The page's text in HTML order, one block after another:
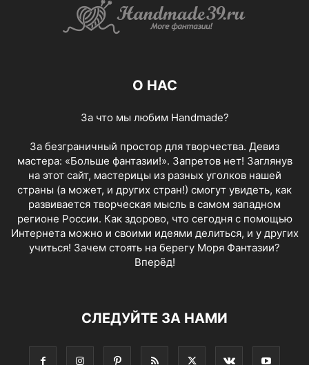
О НАС
За что мы любим Handmade?
За безграничный простор для творчества. Девиз
мастера: «Больше фантазии!». Запретов нет! Заглянув
на этот сайт, мастерицы из разных уголков нашей
страны (а может, и других стран!) смогут увидеть, как
развивается творческая мысль в самом западном
регионе России. Как здорово, что сегодня с помощью
Интернета можно и своими идеями делиться, и у других
учиться! Зачем стоять на берегу Моря Фантазии?
Вперёд!
СЛЕДУЙТЕ ЗА НАМИ